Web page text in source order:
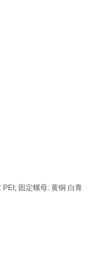
固定螺母: 黄铜 白青